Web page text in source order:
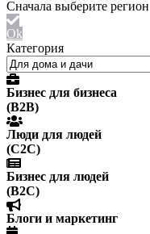
Ok
Категория
Бизнес для бизнеса
(B2B)
Люди для людей
(С2С)
Бизнес для людей
(B2C)
Блоги и маркетинг